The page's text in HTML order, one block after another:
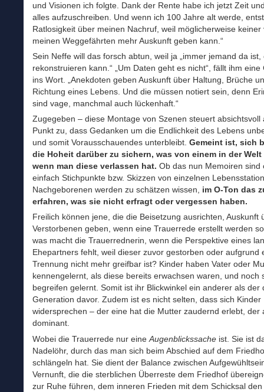
und Visionen ich folgte. Dank der Rente habe ich jetzt Zeit
alles aufzuschreiben. Und wenn ich 100 Jahre alt werde,
Ratlosigkeit über meinen Nachruf, weil möglicherweise keiner
meinen Weggefährten mehr Auskunft geben kann.“
Sein Neffe will das forsch abtun, weil ja „immer jemand da ist,
rekonstruieren kann.“ „Um Daten geht es nicht“, fällt ihm eine
ins Wort. „Anekdoten geben Auskunft über Haltung, Brüche
Richtung eines Lebens. Und die müssen notiert sein, denn
sind vage, manchmal auch lückenhaft.“
Zugegeben – diese Montage von Szenen steuert absichtsvoll
Punkt zu, dass Gedanken um die Endlichkeit des Lebens
und somit Vorausschauendes unterbleibt. Gemeint ist, sich
die Hoheit darüber zu sichern, was von einem in der
wenn man diese verlassen hat. Ob das nun Memoiren sind
einfach Stichpunkte bzw. Skizzen von einzelnen
Nachgeborenen werden zu schätzen wissen, im O-Ton das
erfahren, was sie nicht erfragt oder vergessen haben.
Freilich können jene, die die Beisetzung ausrichten, Auskunft
Verstorbenen geben, wenn eine Trauerrede erstellt werden
was macht die Trauerrednerin, wenn die Perspektive eines
Ehepartners fehlt, weil dieser zuvor gestorben oder aufgrund
Trennung nicht mehr greifbar ist? Kinder haben Vater oder
kennengelernt, als diese bereits erwachsen waren, und noch
begreifen gelernt. Somit ist ihr Blickwinkel ein anderer als der
Generation davor. Zudem ist es nicht selten, dass sich Kinder
widersprechen – der eine hat die Mutter zaudernd erlebt, der
dominant.
Wobei die Trauerrede nur eine Augenblickssache ist. Sie ist
Nadelöhr, durch das man sich beim Abschied auf dem
schlängeln hat. Sie dient der Balance zwischen
Vernunft, die die sterblichen Überreste dem Friedhof
zur Ruhe führen, dem inneren Frieden mit dem Schicksal den